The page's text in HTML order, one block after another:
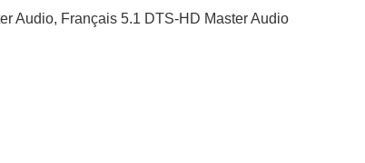
Audio, Français 5.1 DTS-HD Master Audio